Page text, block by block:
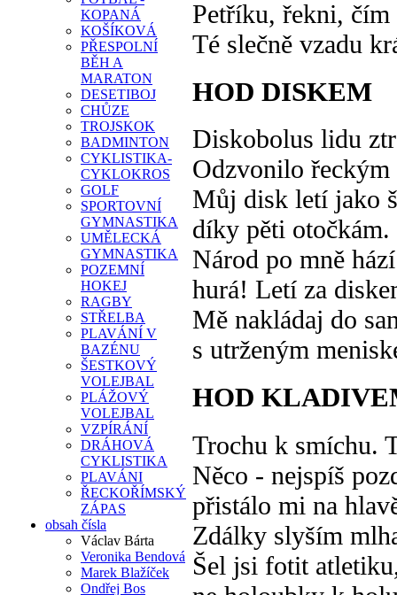
KOPANÁ
KOŠÍKOVÁ
PŘESPOLNÍ
BĚH A
MARATON
DESETIBOJ
CHŮZE
TROJSKOK
BADMINTON
CYKLISTIKA-
CYKLOKROS
GOLF
SPORTOVNÍ
GYMNASTIKA
UMĚLECKÁ
GYMNASTIKA
POZEMNÍ
HOKEJ
RAGBY
STŘELBA
PLAVÁNÍ V
BAZÉNU
ŠESTKOVÝ
VOLEJBAL
PLÁŽOVÝ
VOLEJBAL
VZPÍRÁNÍ
DRÁHOVÁ
CYKLISTIKA
PLAVÁNI
ŘECKOŘÍMSKÝ
ZÁPAS
obsah čísla
Václav Bárta
Veronika Bendová
Marek Blažíček
Ondřej Bos
Petříku, řekni, čím
Té slečně vzadu
HOD DISKEM
Diskobolus lidu
Odzvonilo řeckým
Můj disk letí jako
díky pěti otočkám.
Národ po mně
hurá! Letí za
Mě nakládaj do
s utrženým
HOD
Trochu k smíchu.
Něco - nejspíš
přistálo mi na
Zdálky slyším
Šel jsi fotit